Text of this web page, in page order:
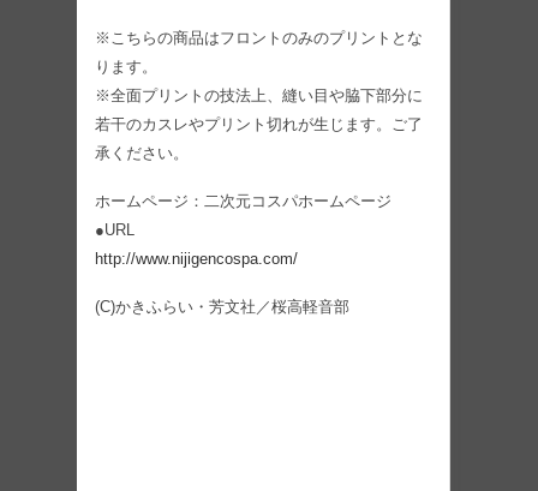
※こちらの商品はフロントのみのプリントとな
ります。
※全面プリントの技法上、縫い目や脇下部分に
若干のカスレやプリント切れが生じます。ご了
承ください。
ホームページ：二次元コスパホームページ
●URL
http://www.nijigencospa.com/
(C)かきふらい・芳文社／桜高軽音部